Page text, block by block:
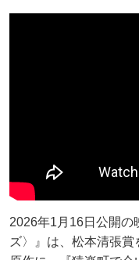
2026年1月16日公開の
ズ〉』は、松本清張